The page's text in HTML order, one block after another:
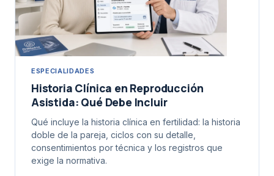
ESPECIALIDADES
Historia Clínica en Reproducción
Asistida: Qué Debe Incluir
Qué incluye la historia clínica en fertilidad: la historia
doble de la pareja, ciclos con su detalle,
consentimientos por técnica y los registros que
exige la normativa.